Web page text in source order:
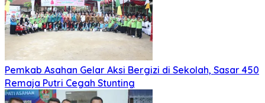
Pemkab Asahan Gelar Aksi Bergizi di Sekolah, Sasar 450
Remaja Putri Cegah Stunting